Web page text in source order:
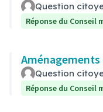
Question
Réponse du
Question
Réponse du